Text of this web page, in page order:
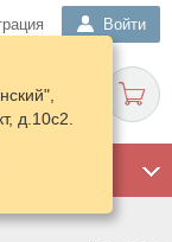
Войти
д.10с2.